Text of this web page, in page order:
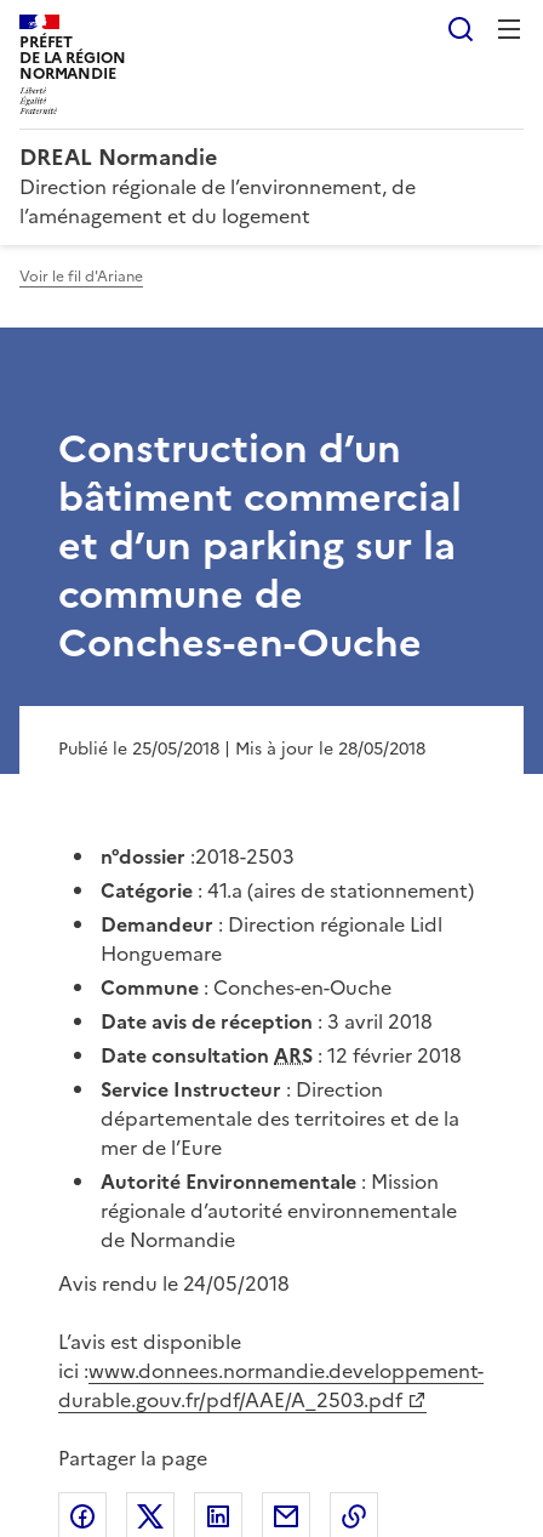
PRÉFET
DE LA RÉGION
NORMANDIE
DREAL Normandie
Direction régionale de l’environnement, de
l’aménagement et du logement
Voir le fil d'Ariane
Construction d’un
bâtiment commercial
et d’un parking sur la
commune de
Conches-en-Ouche
Publié le 25/05/2018 | Mis à jour le 28/05/2018
n°dossier :2018-2503
Catégorie : 41.a (aires de stationnement)
Demandeur : Direction régionale Lidl
Honguemare
Commune : Conches-en-Ouche
Date avis de réception : 3 avril 2018
Date consultationARS : 12 février 2018
Service Instructeur : Direction
départementale des territoires et de la
mer de l’Eure
Autorité Environnementale : Mission
régionale d’autorité environnementale
de Normandie
Avis rendu le 24/05/2018
L’avis est disponible
ici :www.donnees.normandie.developpement-
durable.gouv.fr/pdf/AAE/A_2503.pdf
Partager la page
Partager sur Facebook
Partager sur XPartager sur LinkedIn
Partager par email